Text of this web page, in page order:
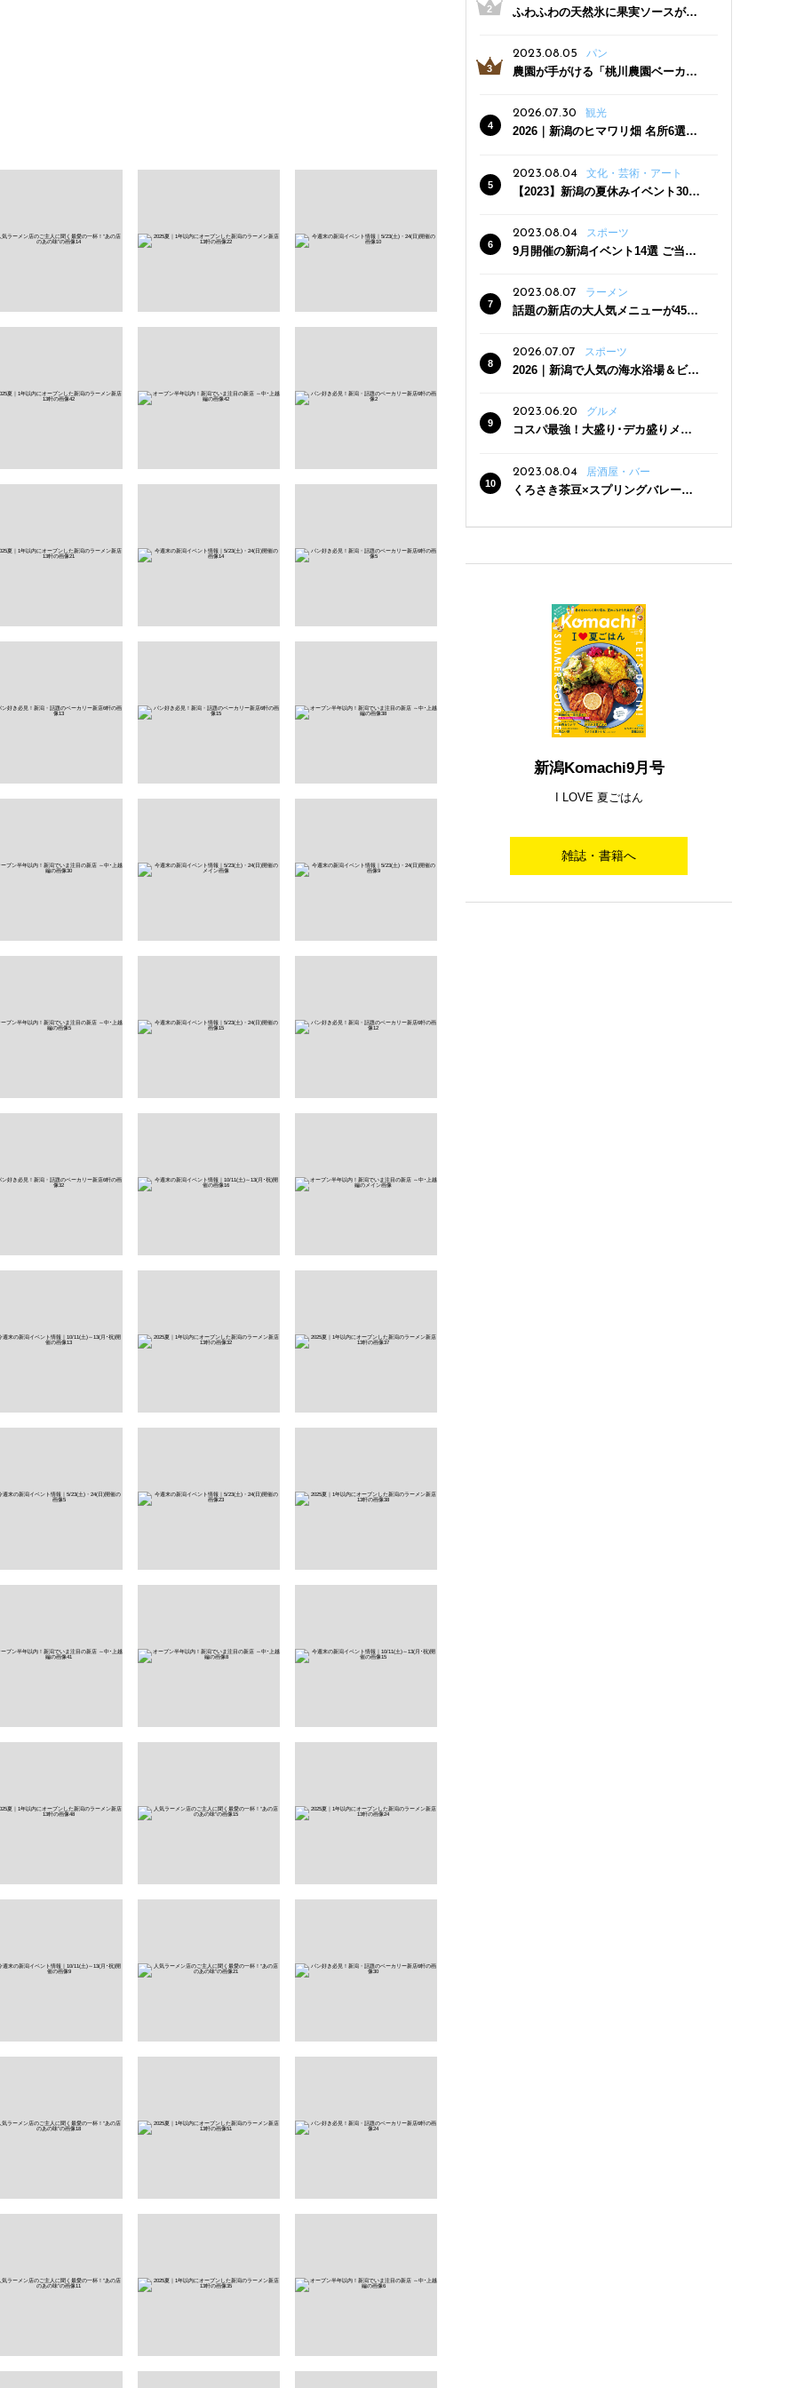
ふわふわの天然氷に果実ソースがた
三条駅近くにオープン
2023.08.05 パン
農園が手がける「桃川農園ベーカリ
った焼きたてパンのほか、ジェラー
トやスムージーも
2026.07.30 観光
2026｜新潟のヒマワリ畑 名所6選
2023.08.04
文化・芸術・アート
【2023】新潟の夏休みイベント30
2023.08.04
スポーツ
9月開催の新潟イベント14選 ご当地
2023.08.07 ラーメン
話題の新店の大人気メニューが450
クーポン登場
2026.07.07 スポーツ
2026｜新潟で人気の海水浴場＆ビー
2023.06.20
グルメ
コスパ最強！大盛り･デカ盛りメニ
2023.08.04
居酒屋・バー
くろさき茶豆×スプリングバレー豊
新潟Komachi9月号
I LOVE 夏ごはん
雑誌・書籍へ